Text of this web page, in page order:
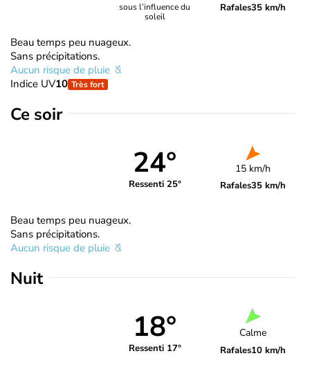
sous l’influence du
soleil
Rafales35 km/h
Beau temps peu nuageux.
Sans précipitations.
Aucun risque de pluie
Indice UV10 Très fort
Ce soir
24°
Ressenti 25°
15 km/h
Rafales35 km/h
Beau temps peu nuageux.
Sans précipitations.
Aucun risque de pluie
Nuit
18°
Ressenti 17°
Calme
Rafales10 km/h